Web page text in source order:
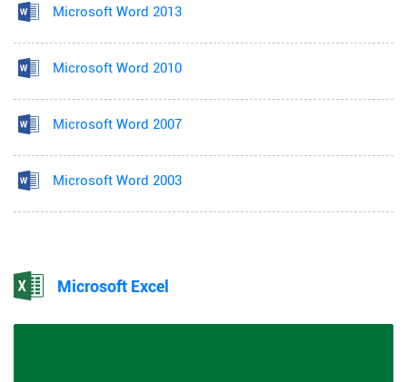
Microsoft Word 2013
Microsoft Word 2010
Microsoft Word 2007
Microsoft Word 2003
Microsoft Excel